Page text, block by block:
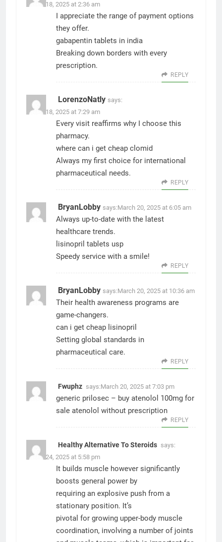
March 18, 2025 at 2:36 am
I appreciate the range of payment options
they offer.
gabapentin tablets in india
Breaking down borders with every
prescription.
REPLY
LorenzoNatly says:
March 18, 2025 at 7:29 am
Every visit reaffirms why I choose this
pharmacy.
where can i get cheap clomid
Always my first choice for international
pharmaceutical needs.
REPLY
BryanLobby says:March 20, 2025 at 6:05 am
Always up-to-date with the latest
healthcare trends.
lisinopril tablets usp
Speedy service with a smile!
REPLY
BryanLobby says:March 20, 2025 at 10:36 am
Their health awareness programs are
game-changers.
can i get cheap lisinopril
Setting global standards in
pharmaceutical care.
REPLY
Fwuphz says:March 20, 2025 at 7:03 pm
generic prilosec – buy atenolol 100mg for
sale atenolol without prescription
REPLY
Healthy Alternative To Steroids says:
March 24, 2025 at 5:58 pm
It builds muscle however significantly
boosts general power by
requiring an explosive push from a
stationary position. It’s
pivotal for growing upper-body muscle
coordination, involving a number of joints